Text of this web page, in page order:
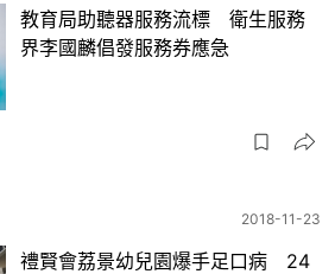
教育局助聽器服務流標 衛生服務
界李國麟倡發服務券應急
2018-11-23
禮賢會荔景幼兒園爆手足口病 24